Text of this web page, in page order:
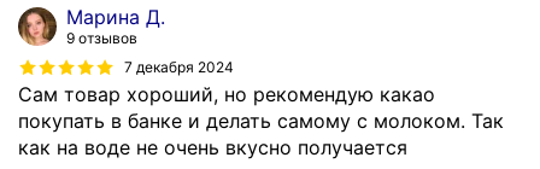
Марина Д.
9 отзывов
7 декабря 2024
Сам товар хороший, но рекомендую какао
покупать в банке и делать самому с молоком. Так
как на воде не очень вкусно получается